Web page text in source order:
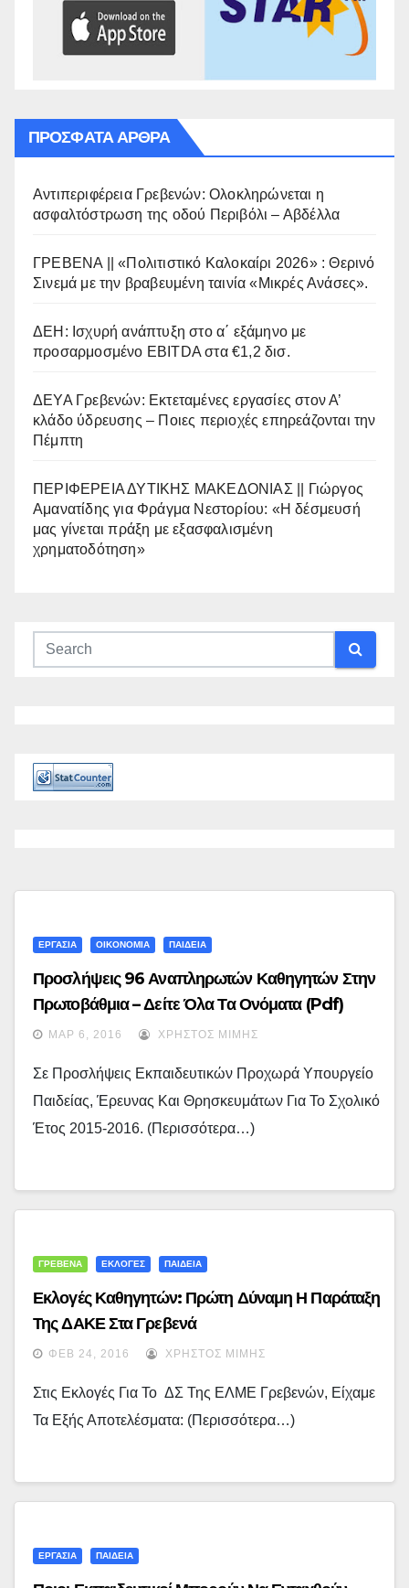
ΠΡΌΣΦΑΤΑ ΆΡΘΡΑ
Αντιπεριφέρεια Γρεβενών: Ολοκληρώνεται η
ασφαλτόστρωση της οδού Περιβόλι – Αβδέλλα
ΓΡΕΒΕΝΑ || «Πολιτιστικό Καλοκαίρι 2026» : Θερινό
Σινεμά με την βραβευμένη ταινία «Μικρές Ανάσες».
ΔΕΗ: Ισχυρή ανάπτυξη στο α΄ εξάμηνο με
προσαρμοσμένο EBITDA στα €1,2 δισ.
ΔΕΥΑ Γρεβενών: Εκτεταμένες εργασίες στον Α’
κλάδο ύδρευσης – Ποιες περιοχές επηρεάζονται την
Πέμπτη
ΠΕΡΙΦΕΡΕΙΑ ΔΥΤΙΚΗΣ ΜΑΚΕΔΟΝΙΑΣ || Γιώργος
Αμανατίδης για Φράγμα Νεστορίου: «Η δέσμευσή
μας γίνεται πράξη με εξασφαλισμένη
χρηματοδότηση»
ΕΡΓΑΣΙΑ ΟΙΚΟΝΟΜΙΑ ΠΑΙΔΕΙΑ
Προσλήψεις 96 Αναπληρωτών Καθηγητών Στην
Πρωτοβάθμια – Δείτε Όλα Τα Ονόματα (pdf)
ΜΑΡ 6, 2016 ΧΡΉΣΤΟΣ ΜΊΜΗΣ
Σε Προσλήψεις Εκπαιδευτικών Προχωρά Υπουργείο
Παιδείας, Έρευνας Και Θρησκευμάτων Για Το Σχολικό
Έτος 2015-2016. (περισσότερα…)
ΓΡΕΒΕΝΑ ΕΚΛΟΓΕΣ ΠΑΙΔΕΙΑ
Εκλογές Καθηγητών: Πρώτη Δύναμη Η Παράταξη
Της ΔΑΚΕ Στα Γρεβενά
ΦΕΒ 24, 2016 ΧΡΉΣΤΟΣ ΜΊΜΗΣ
Στις Εκλογές Για Το ΔΣ Της ΕΛΜΕ Γρεβενών, Είχαμε
Τα Εξής Αποτελέσματα: (περισσότερα…)
ΕΡΓΑΣΙΑ ΠΑΙΔΕΙΑ